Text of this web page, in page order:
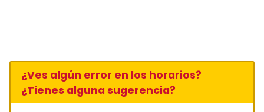
¿Ves algún error en los horarios?
¿Tienes alguna sugerencia?